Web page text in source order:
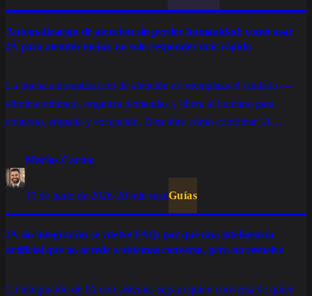
Automatización de atención sin perder humanidad: cómo usar
IA para atender mejor, no solo responder más rápido
La buena automatización de atención no reemplaza el cuidado —
elimina retrabajo, organiza demandas y libera al humano para
contexto, empatía y excepción. Descubre cómo combinar IA
convertir la experiencia en algo frío.
Marlos Carmo
10 de junio de 2026·20 min readGuías
IA sin integración se vuelve FAQ: por qué una inteligencia
artificial que no accede a sistemas conversa, pero no resuelve
La integración de IA con sistemas separa quien conversa de quien